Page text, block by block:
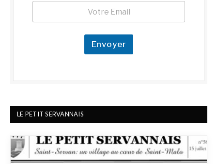
m
a
l
*
*
E
a
Envoyer
LE PETIT SERVANNAIS